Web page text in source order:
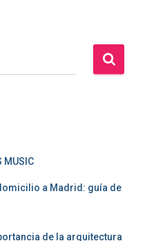
MUSIC
a Madrid: guía de
de la arquitectura